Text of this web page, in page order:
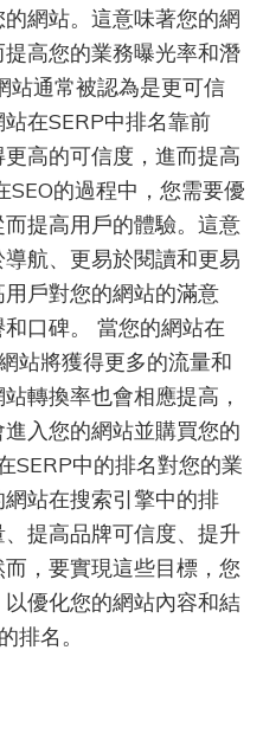
名
對
您
的
業
務
至
關
要？
網站。這意味著您的網
高您的業務曝光率和潛
站通常被認為是更可信
在SERP中排名靠前
高的可信度，進而提高
的過程中，您需要優
提高用戶的體驗。這意
航、更易於閱讀和更易
戶對您的網站的滿意
口碑。 當您的網站在
站將獲得更多的流量和
轉換率也會相應提高，
入您的網站並購買您的
SERP中的排名對您的業
站在搜索引擎中的排
提高品牌可信度、提升
，要實現這些目標，您
優化您的網站內容和結
排名。